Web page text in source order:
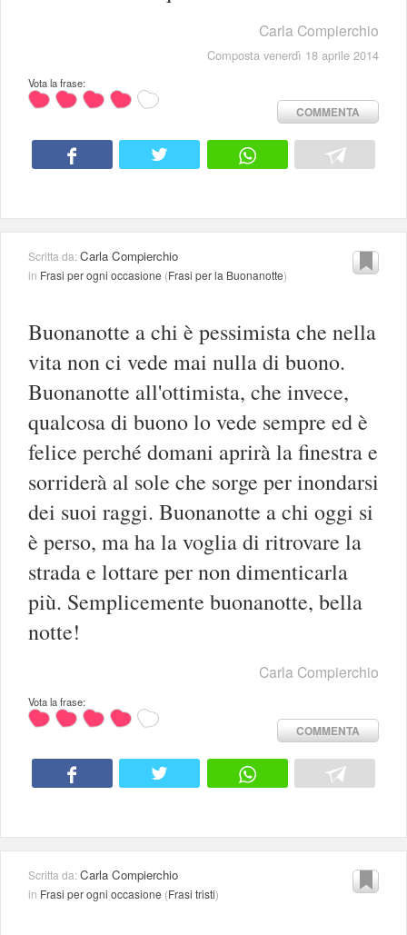
Carla Compierchio
Composta venerdì 18 aprile 2014
Vota la frase:
COMMENTA
Scritta da:Carla Compierchio
in Frasi per ogni occasione (Frasi per la Buonanotte)
Buonanotte a chi è pessimista che nella
vita non ci vede mai nulla di buono.
Buonanotte all'ottimista, che invece,
qualcosa di buono lo vede sempre ed è
felice perché domani aprirà la finestra e
sorriderà al sole che sorge per inondarsi
dei suoi raggi. Buonanotte a chi oggi si
è perso, ma ha la voglia di ritrovare la
strada e lottare per non dimenticarla
più. Semplicemente buonanotte, bella
notte!
Carla Compierchio
Vota la frase:
COMMENTA
Scritta da:Carla Compierchio
in Frasi per ogni occasione (Frasi tristi)